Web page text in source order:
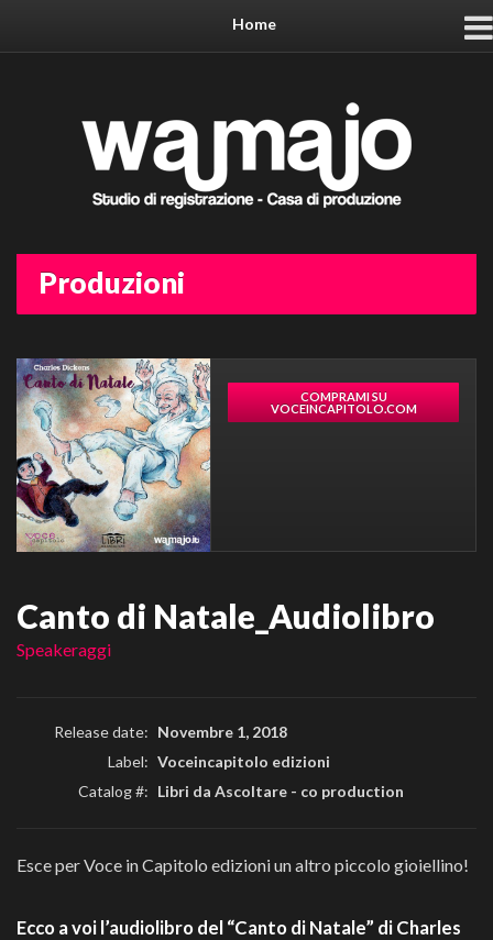
Home
Produzioni
COMPRAMI SU
VOCEINCAPITOLO.COM
Canto di Natale_Audiolibro
Speakeraggi
Release date: Novembre 1, 2018
Label: Voceincapitolo edizioni
Catalog #: Libri da Ascoltare - co production
Esce per Voce in Capitolo edizioni un altro piccolo gioiellino!
Ecco a voi l’audiolibro del “Canto di Natale” di Charles